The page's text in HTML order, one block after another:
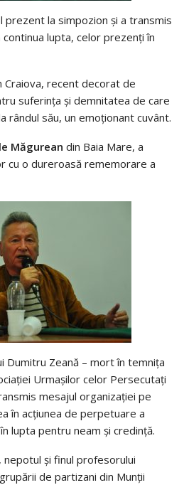
prezent la simpozion și a transmis
lupta, celor prezenți în
Craiova, recent decorat de
suferința și demnitatea de care
rândul său, un emoționant cuvânt.
Măgurean din Baia Mare, a
cu o dureroasă rememorare a
Dumitru Zeană – mort în temnița
Urmașilor celor Persecutați
mesajul organizației pe
în acțiunea de perpetuare a
lupta pentru neam și credință.
, nepotul și finul profesorului
de partizani din Munții